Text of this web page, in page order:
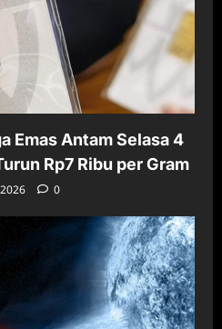
Emas Antam Selasa 4
Rp7 Ribu per Gram
0